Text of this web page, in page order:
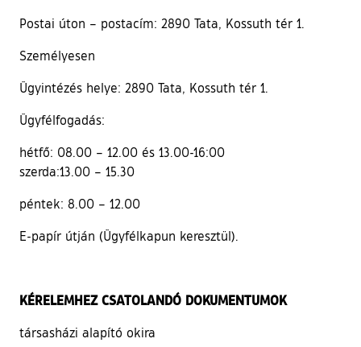
Postai úton – postacím: 2890 Tata, Kossuth tér 1.
Személyesen
Ügyintézés helye: 2890 Tata, Kossuth tér 1.
Ügyfélfogadás:
hétfő: 08.00 – 12.00 és 13.00-16:00
szerda:13.00 – 15.30
péntek: 8.00 – 12.00
E-papír útján (Ügyfélkapun keresztül).
KÉRELEMHEZ CSATOLANDÓ DOKUMENTUMOK
társasházi alapító okira